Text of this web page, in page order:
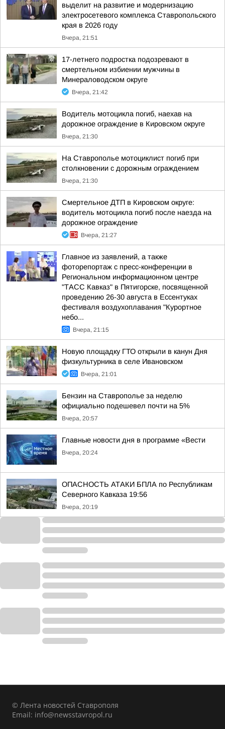
выделит на развитие и модернизацию
электросетевого комплекса Ставропольского
края в 2026 году
Вчера, 21:51
17-летнего подростка подозревают в
смертельном избиении мужчины в
Минераловодском округе
Вчера, 21:42
Водитель мотоцикла погиб, наехав на
дорожное ограждение в Кировском округе
Вчера, 21:30
На Ставрополье мотоциклист погиб при
столкновении с дорожным ограждением
Вчера, 21:30
Смертельное ДТП в Кировском округе:
водитель мотоцикла погиб после наезда на
дорожное ограждение
Вчера, 21:27
Главное из заявлений, а также
фоторепортаж с пресс-конференции в
Региональном информационном центре
"ТАСС Кавказ" в Пятигорске, посвященной
проведению 26-30 августа в Ессентуках
фестиваля воздухоплавания "Курортное
небо...
Вчера, 21:15
Новую площадку ГТО открыли в канун Дня
физкультурника в селе Ивановском
Вчера, 21:01
Бензин на Ставрополье за неделю
официально подешевел почти на 5%
Вчера, 20:57
Главные новости дня в программе «Вести
Вчера, 20:24
ОПАСНОСТЬ АТАКИ БПЛА по Республикам
Северного Кавказа 19:56
Вчера, 20:19
© Лента новостей Ставрополя
Email: info@newsstavropol.ru